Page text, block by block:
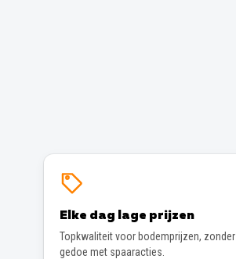
Elke dag lage prijzen
Topkwaliteit voor bodemprijzen, zonder
gedoe met spaaracties.